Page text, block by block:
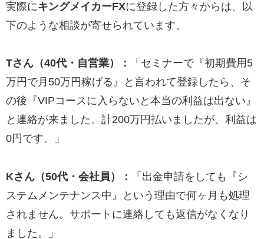
実際にキングメイカーFXに登録した方々からは、以
下のような相談が寄せられています。
Tさん（40代・自営業）：
「セミナーで『初期費用5
万円で月50万円稼げる』と言われて登録したら、そ
の後『VIPコースに入らないと本当の利益は出ない』
と連絡が来ました。計200万円払いましたが、利益は
0円です。」
Kさん（50代・会社員）：
「出金申請をしても『シ
ステムメンテナンス中』という理由で何ヶ月も処理
されません。サポートに連絡しても返信がなくなり
ました。」